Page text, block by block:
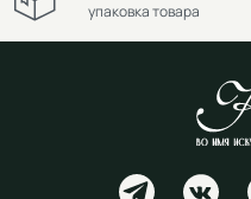
упаковка товара